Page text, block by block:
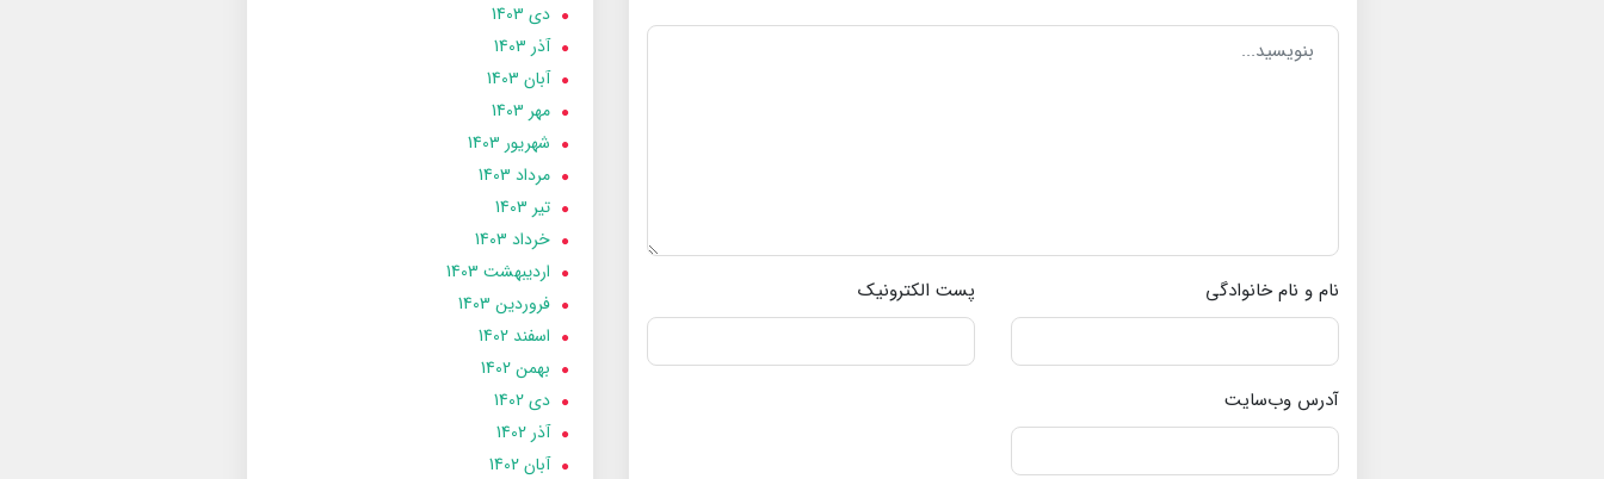
نام و نام خانوادگی پست الکترونیک
آدرس وب‌سایت
دی 1403
آذر 1403
آبان 1403
مهر 1403
شهریور 1403
مرداد 1403
تير 1403
خرداد 1403
ارديبهشت 1403
فروردین 1403
اسفند 1402
بهمن 1402
دی 1402
آذر 1402
آبان 1402